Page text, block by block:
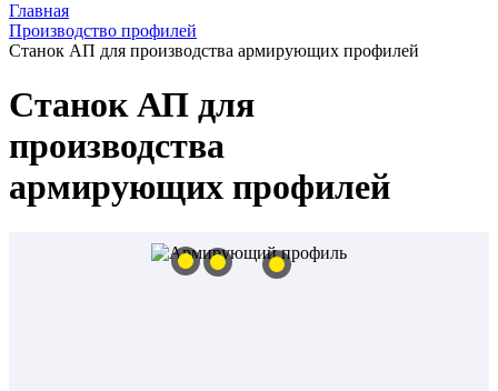
Главная
Производство профилей
Станок АП для производства армирующих профилей
Станок АП для
производства
армирующих профилей